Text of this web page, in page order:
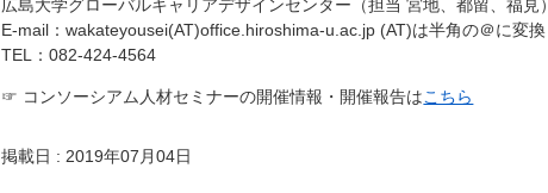
広島大学グローバルキャリアデザインセンター（担当 宮地、都留、福見）
E-mail：wakateyousei(AT)office.hiroshima-u.ac.jp (AT)は半角の＠に変換
TEL：082-424-4564
☞ コンソーシアム人材セミナーの開催情報・開催報告はこちら
掲載日 : 2019年07月04日